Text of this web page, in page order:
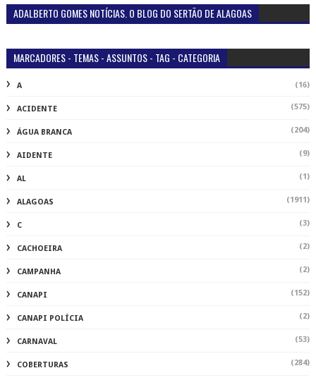
ADALBERTO GOMES NOTÍCIAS. O BLOG DO SERTÃO DE ALAGOAS
MARCADORES - TEMAS - ASSUNTOS - TAG - CATEGORIA
A (16)
ACIDENTE (575)
ÁGUA BRANCA (204)
AIDENTE (9)
AL (1)
ALAGOAS (1911)
C (3)
CACHOEIRA (2)
CAMPANHA (2)
CANAPI (152)
CANAPI POLÍCIA (2)
CARNAVAL (53)
COBERTURAS (284)